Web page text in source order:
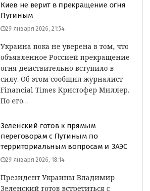
Киев не верит в прекращение огня
Путиным
29 января 2026, 21:54
Украина пока не уверена в том, что
объявленное Россией прекращение
огня действительно вступило в
силу. Об этом сообщил журналист
Financial Times Кристофер Миллер.
По его…
Зеленский готов к прямым
переговорам с Путиным по
территориальным вопросам и ЗАЭС
29 января 2026, 18:14
Президент Украины Владимир
Зеленский готов встретиться с